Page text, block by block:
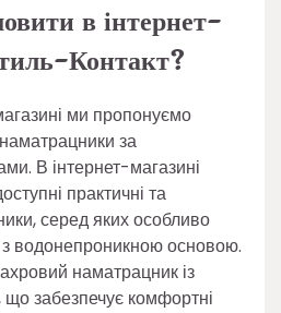
в інтернет-
Контакт?
ми пропонуємо
за
В інтернет-магазині
практичні та
серед яких особливо
з водонепроникною основою.
наматрацник із
що забезпечує комфортні